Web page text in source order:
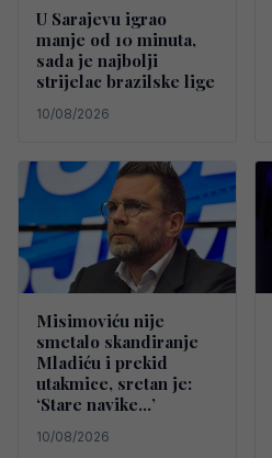
U Sarajevu igrao
manje od 10 minuta,
sada je najbolji
strijelac brazilske lige
10/08/2026
Misimoviću nije
smetalo skandiranje
Mladiću i prekid
utakmice, sretan je:
‘Stare navike…’
10/08/2026